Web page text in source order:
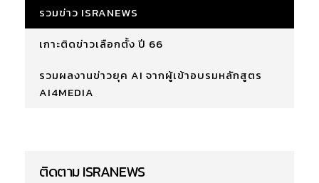
รวมข่าว ISRANEWS
เกาะติดข่าวเลือกตั้ง ปี 66
รวมผลงานข่าวยุค AI จากผู้เข้าอบรมหลักสูตร
AI4MEDIA
ติดตาม ISRANEWS